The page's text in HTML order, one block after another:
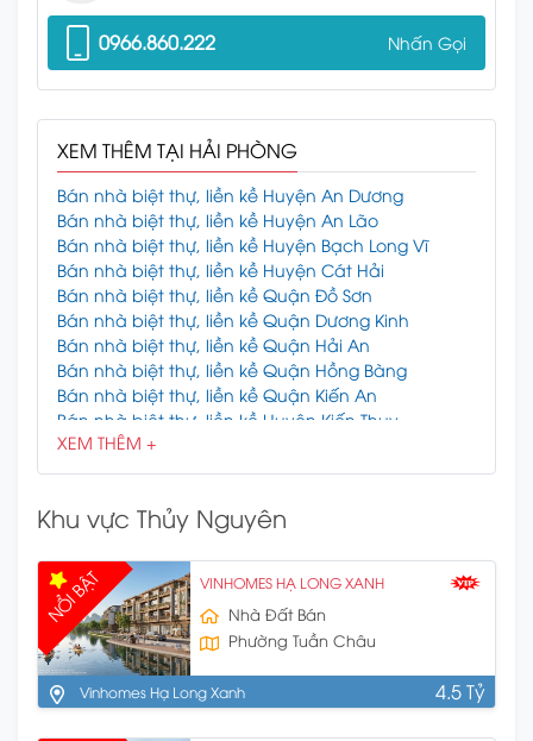
0966.860.222 Nhấn Gọi
XEM THÊM TẠI HẢI PHÒNG
Bán nhà biệt thự, liền kề Huyện An Dương
Bán nhà biệt thự, liền kề Huyện An Lão
Bán nhà biệt thự, liền kề Huyện Bạch Long Vĩ
Bán nhà biệt thự, liền kề Huyện Cát Hải
Bán nhà biệt thự, liền kề Quận Đồ Sơn
Bán nhà biệt thự, liền kề Quận Dương Kinh
Bán nhà biệt thự, liền kề Quận Hải An
Bán nhà biệt thự, liền kề Quận Hồng Bàng
Bán nhà biệt thự, liền kề Quận Kiến An
Bán nhà biệt thự, liền kề Huyện Kiến Thụy
Bán nhà biệt thự, liền kề Quận Lê Chân
Bán nhà biệt thự, liền kề Quận Ngô Quyền
Bán nhà biệt thự, liền kề Huyện Tiên Lãng
XEM THÊM +
Khu vực Thủy Nguyên
NỔI BẬT
VINHOMES HẠ LONG XANH
Nhà Đất Bán
Phường Tuần Châu
Vinhomes Hạ Long Xanh 4.5 Tỷ